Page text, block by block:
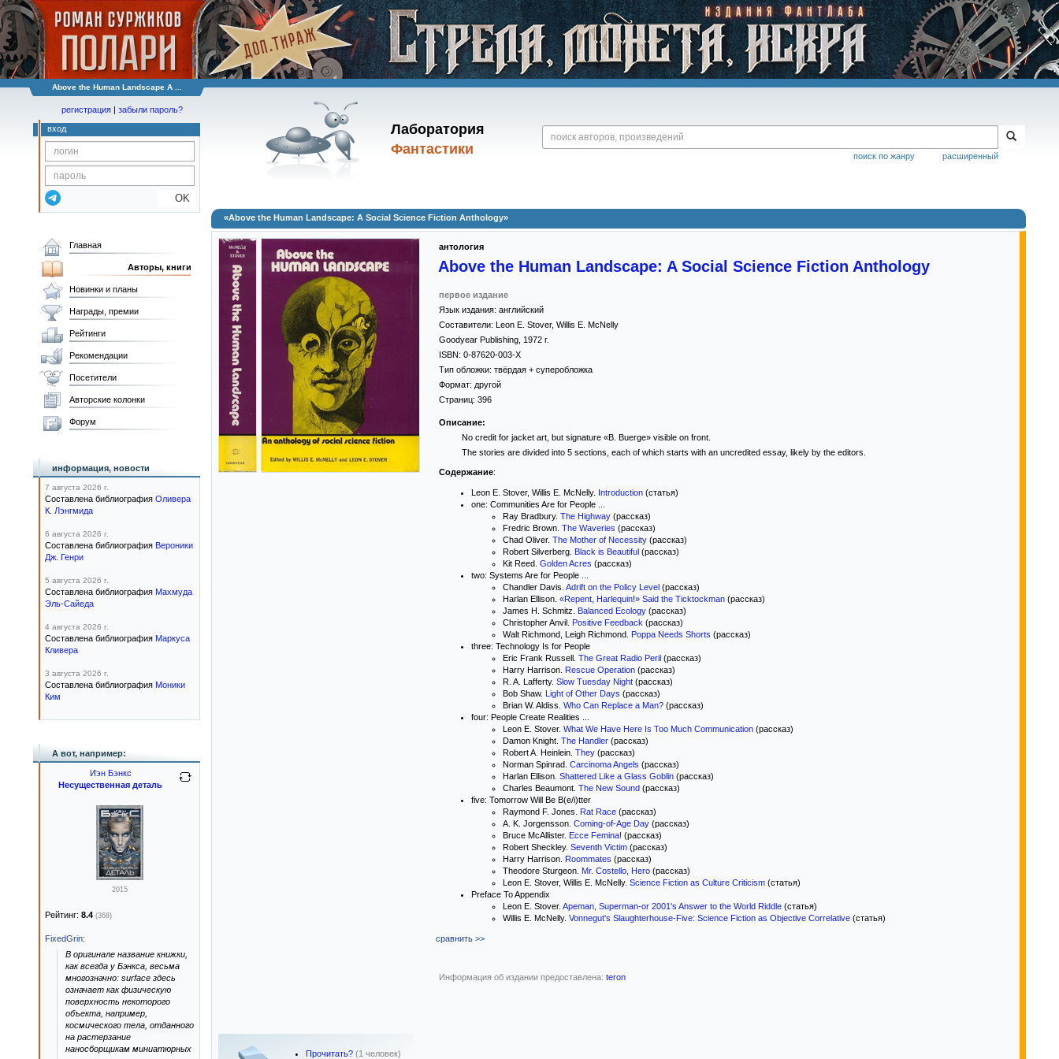
Above the Human Landscape A ...
Лаборатория
Фантастики
расширенный
поиск по жанру
регистрация | забыли пароль?
вход
OK
«Above the Human Landscape: A Social Science Fiction Anthology»
антология
Above the Human Landscape: A Social Science Fiction Anthology
первое издание
Язык издания: английский
Составители: Leon E. Stover, Willis E. McNelly
Goodyear Publishing 1972 г.
ISBN: 0-87620-003-X
Тип обложки: твёрдая + суперобложка
Формат: другой
Страниц: 396
Описание:
No credit for jacket art, but signature «B. Buerge» visible on front.
The stories are divided into 5 sections, each of which starts with an uncredited essay, likely by the editors.
Содержание:
Leon E. Stover, Willis E. McNelly. Introduction (статья)
one: Communities Are for People ...
Ray Bradbury. The Highway (рассказ)
Fredric Brown. The Waveries (рассказ)
Chad Oliver. The Mother of Necessity (рассказ)
Robert Silverberg. Black is Beautiful (рассказ)
Kit Reed. Golden Acres (рассказ)
two: Systems Are for People ...
Chandler Davis. Adrift on the Policy Level (рассказ)
Harlan Ellison. «Repent, Harlequin!» Said the Ticktockman (рассказ)
James H. Schmitz. Balanced Ecology (рассказ)
Christopher Anvil. Positive Feedback (рассказ)
Walt Richmond, Leigh Richmond. Poppa Needs Shorts (рассказ)
three: Technology Is for People
Eric Frank Russell. The Great Radio Peril (рассказ)
Harry Harrison. Rescue Operation (рассказ)
R. A. Lafferty. Slow Tuesday Night (рассказ)
Bob Shaw. Light of Other Days (рассказ)
Brian W. Aldiss. Who Can Replace a Man? (рассказ)
four: People Create Realities ...
Leon E. Stover. What We Have Here Is Too Much Communication (рассказ)
Damon Knight. The Handler (рассказ)
Robert A. Heinlein. They (рассказ)
Norman Spinrad. Carcinoma Angels (рассказ)
Harlan Ellison. Shattered Like a Glass Goblin (рассказ)
Charles Beaumont. The New Sound (рассказ)
five: Tomorrow Will Be B(e/i)tter
Raymond F. Jones. Rat Race (рассказ)
A. K. Jorgensson. Coming-of-Age Day (рассказ)
Bruce McAllister. Ecce Femina! (рассказ)
Robert Sheckley. Seventh Victim (рассказ)
Harry Harrison. Roommates (рассказ)
Theodore Sturgeon. Mr. Costello, Hero (рассказ)
Leon E. Stover, Willis E. McNelly. Science Fiction as Culture Criticism (статья)
Preface To Appendix
Leon E. Stover. Apeman, Superman-or 2001's Answer to the World Riddle (статья)
Willis E. McNelly. Vonnegut's Slaughterhouse-Five: Science Fiction as Objective Correlative (статья)
сравнить >>
Информация об издании предоставлена: teron
Прочитать? (1 человек)
Главная
Авторы, книги
Новинки и планы
Награды, премии
Рейтинги
Рекомендации
Посетители
Авторские колонки
Форум
информация, новости
7 августа 2026 г.
Составлена библиография Оливера
К. Лэнгмида
6 августа 2026 г.
Составлена библиография Вероники
Дж. Генри
5 августа 2026 г.
Составлена библиография Махмуда
Эль-Сайеда
4 августа 2026 г.
Составлена библиография Маркуса
Кливера
3 августа 2026 г.
Составлена библиография Моники
Ким
А вот, например:
Иэн Бэнкс
Несущественная деталь
2015
Рейтинг: 8.4 (368)
FixedGrin:
В оригинале название книжки,
как всегда у Бэнкса, весьма
многозначно: surface здесь
означает как физическую
поверхность некоторого
объекта, например,
космического тела, отданного
на растерзание
наносборщикам миниатюрных